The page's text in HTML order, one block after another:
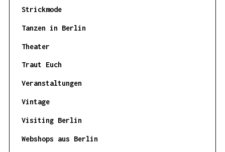
Strickmode
Tanzen in Berlin
Theater
Traut Euch
Veranstaltungen
Vintage
Visiting Berlin
Webshops aus Berlin